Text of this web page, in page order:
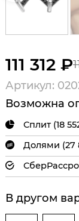
111 312 ₽
Артикул:
Возможна
Сплит (18
Долями (27
В другом